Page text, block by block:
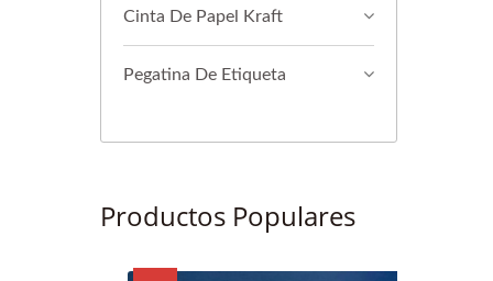
Cinta De Papel Kraft
Pegatina De Etiqueta
Productos Populares